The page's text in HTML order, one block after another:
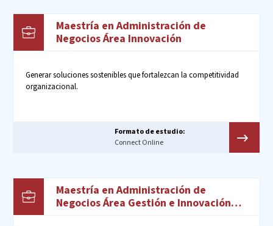
Maestría en Administración de
Negocios Área Innovación
Generar soluciones sostenibles que fortalezcan la competitividad
organizacional.​
Formato de estudio:
Connect Online
Maestría en Administración de
Negocios Área Gestión e Innovación